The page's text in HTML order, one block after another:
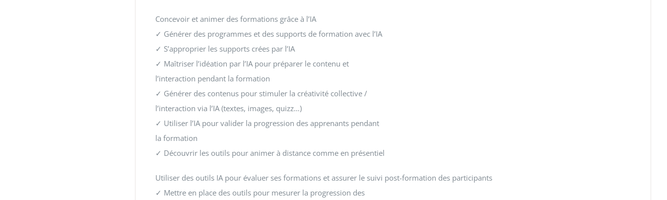
Concevoir et animer des formations grâce à l’IA
✓ Générer des programmes et des supports de formation avec l’IA
✓ S’approprier les supports crées par l’IA
✓ Maîtriser l’idéation par l’IA pour préparer le contenu et
l’interaction pendant la formation
✓ Générer des contenus pour stimuler la créativité collective /
l’interaction via l’IA (textes, images, quizz…)
✓ Utiliser l’IA pour valider la progression des apprenants pendant
la formation
✓ Découvrir les outils pour animer à distance comme en présentiel
Utiliser des outils IA pour évaluer ses formations et assurer le suivi post-formation des participants
✓ Mettre en place des outils pour mesurer la progression des